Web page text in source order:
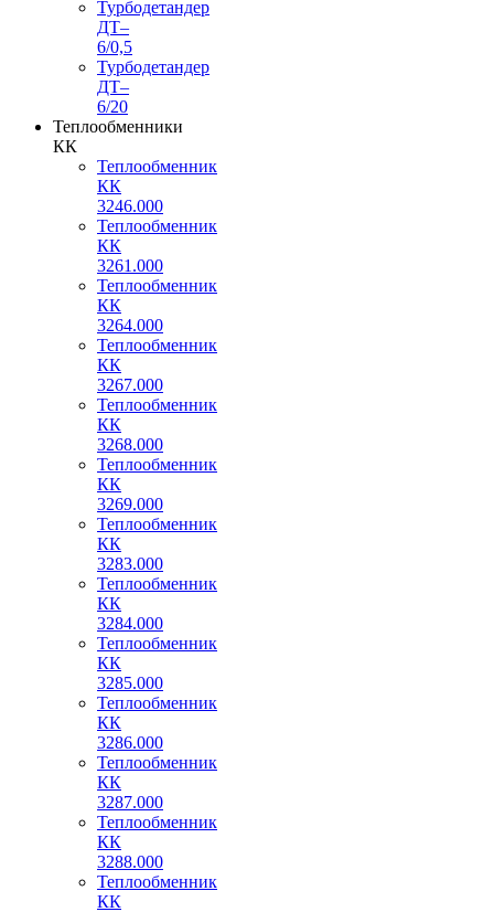
Турбодетандер
ДТ–
6/0,5
Турбодетандер
ДТ–
6/20
Теплообменники
КК
Теплообменник
КК
3246.000
Теплообменник
КК
3261.000
Теплообменник
КК
3264.000
Теплообменник
КК
3267.000
Теплообменник
КК
3268.000
Теплообменник
КК
3269.000
Теплообменник
КК
3283.000
Теплообменник
КК
3284.000
Теплообменник
КК
3285.000
Теплообменник
КК
3286.000
Теплообменник
КК
3287.000
Теплообменник
КК
3288.000
Теплообменник
КК